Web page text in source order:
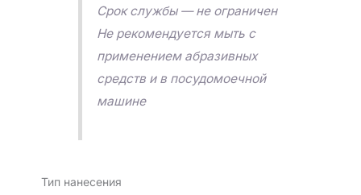
Срок службы — не ограничен
Не рекомендуется мыть с
применением абразивных
средств и в посудомоечной
машине
Тип нанесения